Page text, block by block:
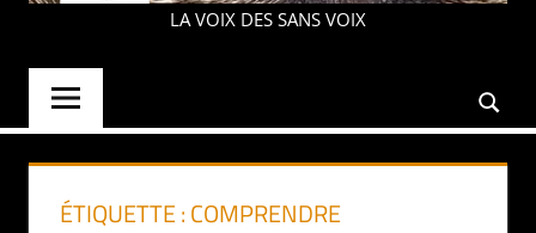
PAROLE
LA VOIX DES SANS VOIX
ÉTIQUETTE :COMPRENDRE